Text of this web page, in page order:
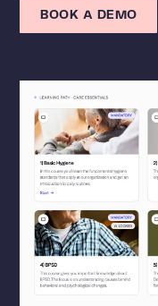
BOOK A DEMO